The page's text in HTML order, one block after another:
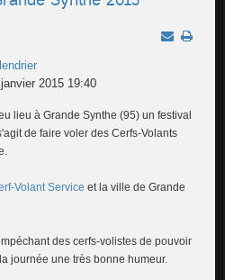
2015 19:40
lieu à Grande Synthe (95) un festival
de faire voler des Cerfs-Volants
Volant Service et la ville de Grande
des cerfs-volistes de pouvoir
journée une très bonne humeur.